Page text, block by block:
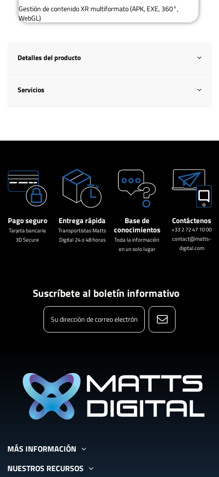
Gestión de contenido XR multiformato (APK, EXE, 360°,
WebGL)
Detalles del producto
Servicios
Pago seguro
Tarjeta bancaria
3D Secure
Entrega rápida
Transportistas Matts
Digital 24 o 48 horas
Base de
conocimientos
Toda la información
en un solo lugar
Contáctenos
+33 2 72 47 10 00
contact@matts-
digital.com
Suscríbete al boletín informativo
MÁS INFORMACIÓN
NUESTROS RECURSOS